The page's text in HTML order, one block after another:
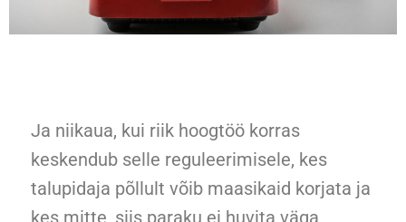
Ja niikaua, kui riik hoogtöö korras
keskendub selle reguleerimisele, kes
talupidaja põllult võib maasikaid korjata ja